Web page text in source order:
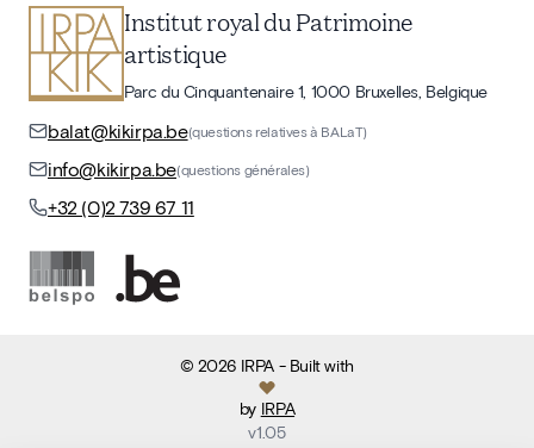
Institut royal du Patrimoine
artistique
Parc du Cinquantenaire 1, 1000 Bruxelles, Belgique
balat@kikirpa.be(questions relatives à BALaT)
info@kikirpa.be(questions générales)
+32 (0)2 739 67 11
©2026 IRPA- Built with
by IRPA
v1.05